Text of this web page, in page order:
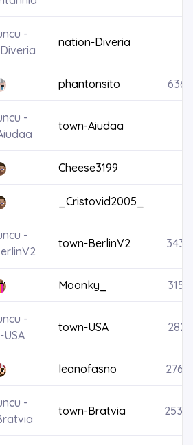
nation-Diveria
phantonsito
town-Aiudaa
Cheese3199
_Cristovid2005_
town-BerlinV2
Moonky_
town-USA
leanofasno
town-Bratvia